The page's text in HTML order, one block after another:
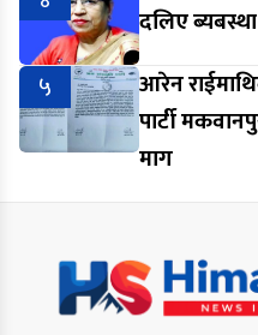
दलिए
५
आरेन
पार्टी
माग